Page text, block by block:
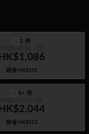
2 件
HK$1,086
節省 HK$192
4+ 件
HK$2,044
節省 HK$512